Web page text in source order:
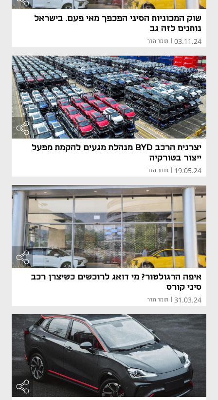
שוק המכוניות הסיני הפכפך מאי פעם. בישראל
נותנים לזה גב
03.11.24 תומר הדר
יצרנית הרכב BYD מנהלת מגעים להקמת מפעל
ייצור בטורקיה
19.05.24 תומר הדר
איפה הרגולטור? מי דואג לרוכשים כשיצרן רכב
סיני קורס
31.03.24
| תומר הדר